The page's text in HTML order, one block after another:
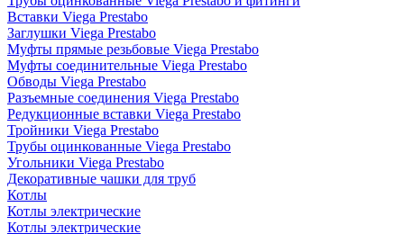
Вставки Viega Prestabo
Заглушки Viega Prestabo
Муфты прямые резьбовые Viega Prestabo
Муфты соединительные Viega Prestabo
Обводы Viega Prestabo
Разъемные соединения Viega Prestabo
Редукционные вставки Viega Prestabo
Тройники Viega Prestabo
Трубы оцинкованные Viega Prestabo
Угольники Viega Prestabo
Декоративные чашки для труб
Котлы
Котлы электрические
Котлы электрические